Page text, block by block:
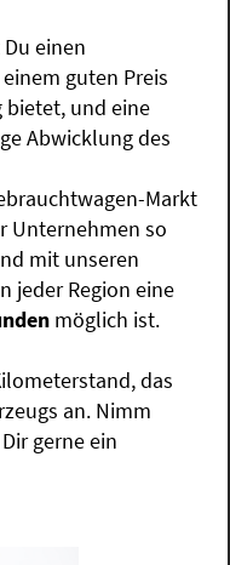
einen
guten Preis
bietet, und eine
Abwicklung des
Markt
Unternehmen so
mit unseren
jeder Region eine
möglich ist.
das
an. Nimm
gerne ein